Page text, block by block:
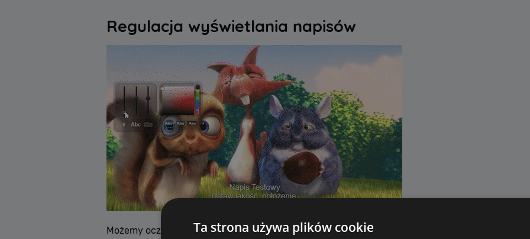
Regulacja wyświetlania napisów
Możemy oczywiście dowolnie dostosować wyświetlanie napisów wg własnych potrzeb.
Ta strona używa plików cookie